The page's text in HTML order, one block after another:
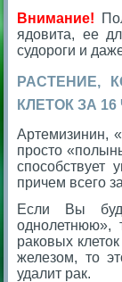
Внимание!
ядовита, ее
судороги и
РАСТЕНИЕ,
КЛЕТОК ЗА
Артемизинин,
просто
способствует
причем всего
Если Вы
однолетнюю»,
раковых
железом, то
удалит рак.